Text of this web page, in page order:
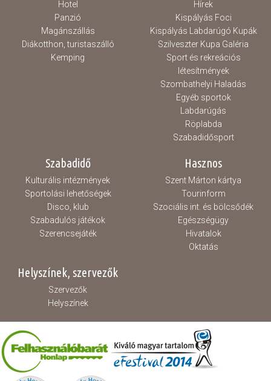
Hotel
Panzió
Magánszállás
Diákotthon, turistaszálló
Kemping
Hírek
Kispályás Foci
Kispályás Labdarúgó Kupák
Szilveszter Kupa Galéria
Sport és rekreációs
létesítmények
Szombathelyi Haladás
Egyéb sportok
Labdarúgás
Röplabda
Szabadidősport
Szabadidő
Kulturális intézmények
Sportolási lehetőségek
Disco, klub
Szabadulós játékok
Szerencsejáték
Hasznos
Szent Márton kártya
Tourinform
Szociális int. és bölcsődék
Egészségügy
Hivatalok
Oktatás
Helyszínek, szervezők
Szervezők
Helyszínek